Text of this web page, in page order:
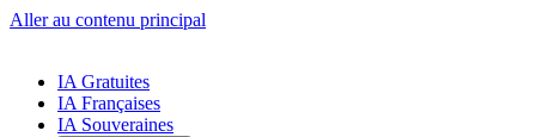
Aller au contenu principal
IA Gratuites
IA Françaises
IA Souveraines